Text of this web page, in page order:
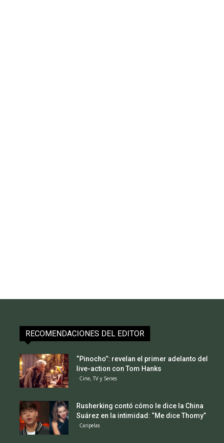
RECOMENDACIONES DEL EDITOR
“Pinocho”: revelan el primer adelanto del
live-action con Tom Hanks
Cine, TV y Series
Rusherking contó cómo le dice la China
Suárez en la intimidad: “Me dice Thomy”
Caripelas